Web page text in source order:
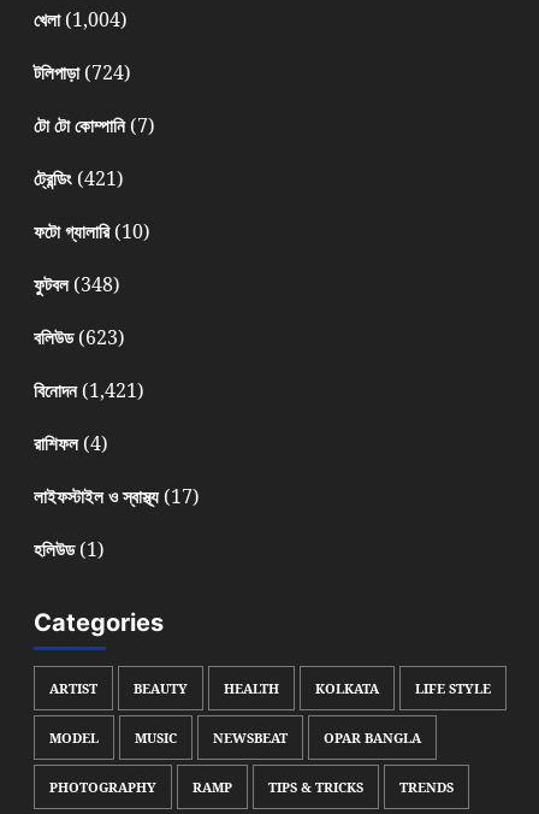
খেলা(1,004)
টলিপাড়া(724)
টো টো কোম্পানি(7)
ট্রেন্ডিং(421)
ফটো গ্যালারি(10)
ফুটবল(348)
বলিউড(623)
বিনোদন(1,421)
রাশিফল(4)
লাইফস্টাইল ও স্বাস্থ্য(17)
হলিউড(1)
Categories
ARTIST BEAUTY HEALTH KOLKATA LIFE STYLE
MODEL MUSIC NEWSBEAT OPAR BANGLA
PHOTOGRAPHY RAMP TIPS & TRICKS TRENDS